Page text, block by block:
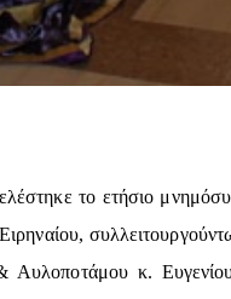
το ετήσιο
Αυλοποτάμου κ.